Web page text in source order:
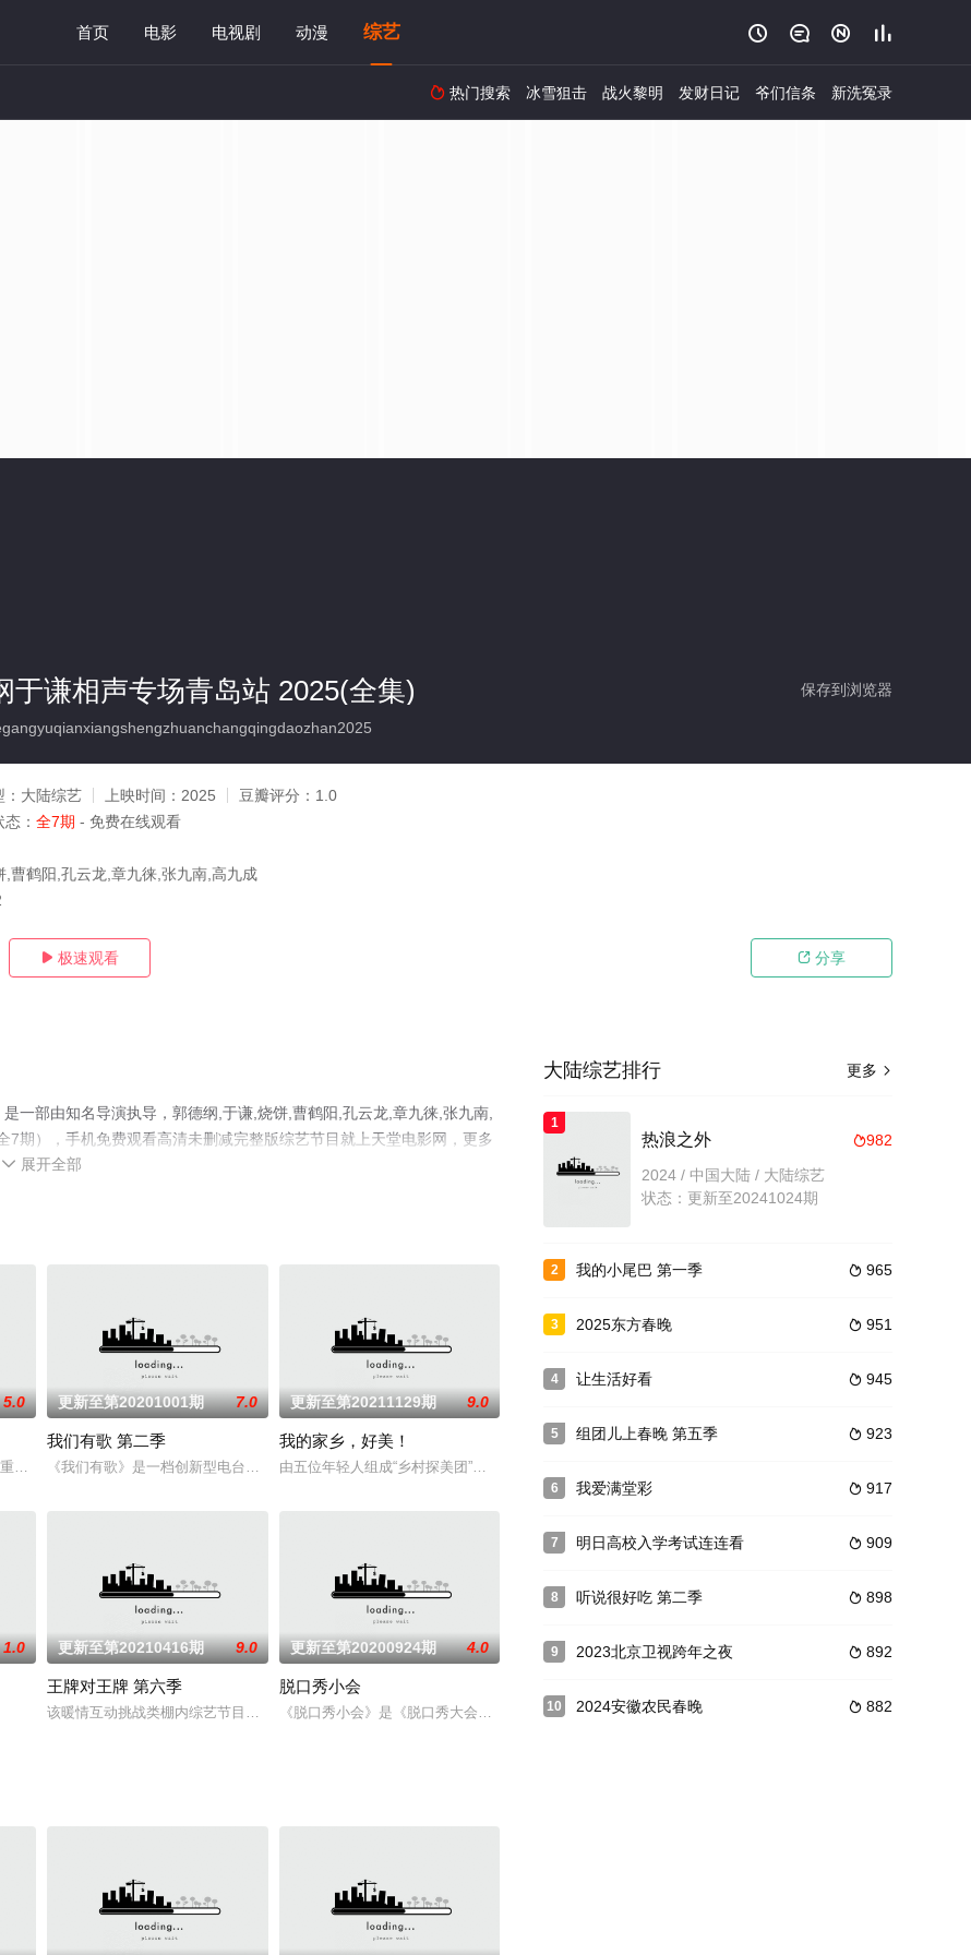
首页 电影 电视剧 动漫 综艺    
 热门搜索 冰雪狙击 战火黎明 发财日记 爷们信条 新洗冤录
保存到浏览器
于谦相声专场青岛站 2025(全集)
大陆综艺 上映时间： 2025 豆瓣评分： 1.0
态： 全7期 - 免费在线观看
,曹鹤阳,孔云龙,章九徕,张九南,高九成
 极速观看  分享
一部由知名导演执导，郭德纲,于谦,烧饼,曹鹤阳,孔云龙,章九徕,张九南,
期），手机免费观看高清未删减完整版综艺节目就上天堂电影网，更多
 展开全部
型生活服务节目。节目中，医生主
5.0
推出的、献礼新中国成立七十周年的创新型音乐文化节目。“中国最受
更新至第20201001期 7.0
我们有歌 第二季
《我们有歌》是一档创新型电台类音乐文化节目。二十年前是电台的黄金时代，那个时候人们习惯闭着
更新至第20211129期 9.0
我的家乡，好美！
由五位年轻人组成“乡村探美团”，他们将和湘籍姐姐一起前往湖南的湘西、郴州、长沙、常德、岳阳
共同出品的，全国首档医生观察纪
1.0 更新至第20210416期 9.0
王牌对王牌 第六季
该暖情互动挑战类棚内综艺节目由沈腾、贾玲、华晨宇、关晓彤组成固定MC“王牌家族”，沈涛、宋
更新至第20200924期 4.0
脱口秀小会
《脱口秀小会》是《脱口秀大会》第三季的衍生节目，是一档脱口秀演员舞台下全方位展示性格和人格
更多 
大陆综艺排行
1
982
热浪之外
2024 / 中国大陆 / 大陆综艺
状态：更新至20241024期
2  965
我的小尾巴 第一季
3  951
2025东方春晚
4  945
让生活好看
5  923
组团儿上春晚 第五季
6  917
我爱满堂彩
7  909
明日高校入学考试连连看
8  898
听说很好吃 第二季
9  892
2023北京卫视跨年之夜
10  882
2024安徽农民春晚